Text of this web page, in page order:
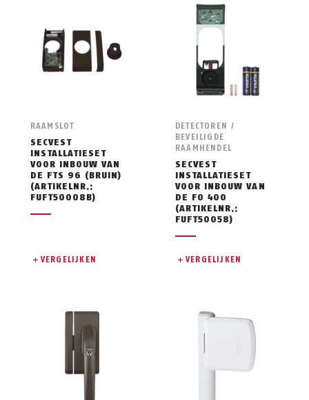
RAAMSLOT
SECVEST
INSTALLATIESET
VOOR INBOUW VAN
DE FTS 96 (BRUIN)
(ARTIKELNR.:
FUFT50008B)
VERGELIJKEN
DETECTOREN /
BEVEILIGDE
RAAMHENDEL
SECVEST
INSTALLATIESET
VOOR INBOUW VAN
DE FO 400
(ARTIKELNR.:
FUFT50058)
VERGELIJKEN